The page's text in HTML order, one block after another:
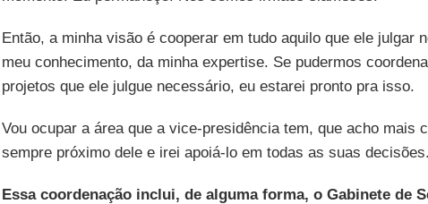
Então, a minha visão é cooperar em tudo aquilo que ele julgar
meu conhecimento, da minha expertise. Se pudermos
projetos que ele julgue necessário, eu estarei pronto pra isso.
Vou ocupar a área que a vice-presidência tem, que acho mais
sempre próximo dele e irei apoiá-lo em todas as suas decisões.
Essa coordenação inclui, de alguma forma, o Gabinete de